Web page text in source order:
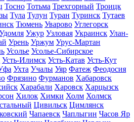
Тосно Тотьма Трехгорный Троицк
Тула Тулун Туран Туринск Тутаев
Тюмень Уварово Углегорск
Ужур Узловая Украинск Улан-
Урень Уржум Урус-Мартан
Усолье Усолье-Сибирское
Усть-Илимск Усть-Катав Усть-Кут
Ухта Учалы Уяр Фатеж Феодосия
Фрязино Фурманов Хабаровск
Харабали Харовск Харцызск
Хилок Химки Холм Холмск
Цивильск Цимлянск
Чапаевск Чаплыгин Часов Яр